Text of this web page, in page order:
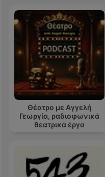
Θέατρο με Αγγελή
Γεωργία, ραδιοφωνικά
θεατρικά έργα